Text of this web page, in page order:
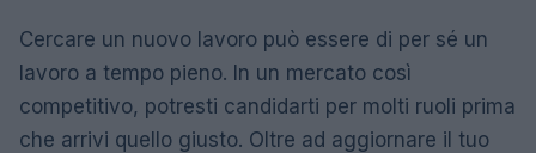
Cercare un nuovo lavoro può essere di per sé un
lavoro a tempo pieno. In un mercato così
competitivo, potresti candidarti per molti ruoli prima
che arrivi quello giusto. Oltre ad aggiornare il tuo